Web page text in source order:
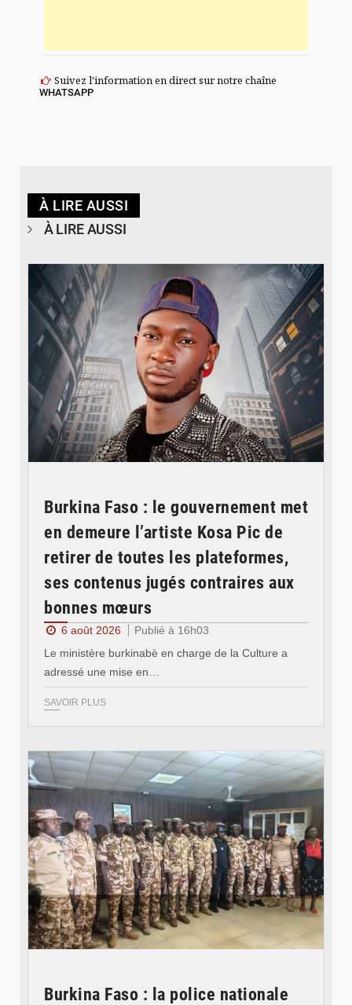
Suivez l'information en direct sur notre chaîne
WHATSAPP
À LIRE AUSSI
À LIRE AUSSI
Burkina Faso : le gouvernement met
en demeure l’artiste Kosa Pic de
retirer de toutes les plateformes,
ses contenus jugés contraires aux
bonnes mœurs
6 août 2026
Publié à 16h03
Le ministère burkinabè en charge de la Culture a
adressé une mise en…
SAVOIR PLUS
Burkina Faso : la police nationale